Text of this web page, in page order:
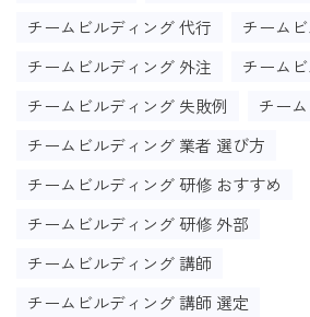
チームビルディング 代行
チーム
チームビルディング 外注
チーム
チームビルディング 失敗例
チー
チームビルディング 業者 選び方
チームビルディング 研修 おすすめ
チームビルディング 研修 外部
チームビルディング 講師
チームビルディング 講師 選定